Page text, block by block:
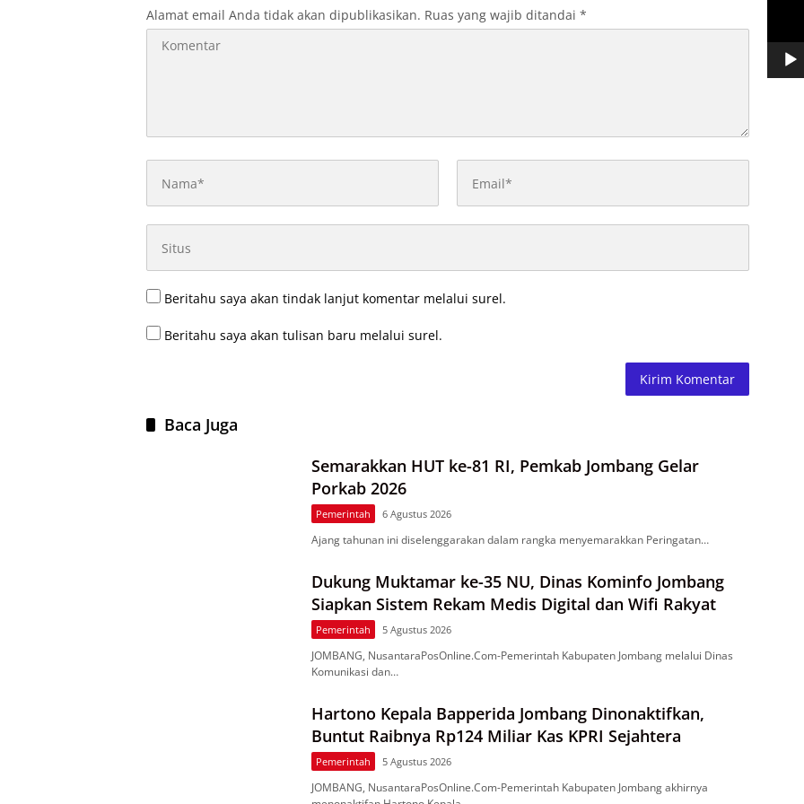
Alamat email Anda tidak akan dipublikasikan. Ruas yang wajib ditandai *
Beritahu saya akan tindak lanjut komentar melalui surel.
Beritahu saya akan tulisan baru melalui surel.
Baca Juga
Semarakkan HUT ke-81 RI, Pemkab Jombang Gelar
Porkab 2026
Pemerintah 6 Agustus 2026
Ajang tahunan ini diselenggarakan dalam rangka menyemarakkan Peringatan…
Dukung Muktamar ke-35 NU, Dinas Kominfo Jombang
Siapkan Sistem Rekam Medis Digital dan Wifi Rakyat
Pemerintah 5 Agustus 2026
JOMBANG, NusantaraPosOnline.Com-Pemerintah Kabupaten Jombang melalui Dinas
Komunikasi dan…
Hartono Kepala Bapperida Jombang Dinonaktifkan,
Buntut Raibnya Rp124 Miliar Kas KPRI Sejahtera
Pemerintah 5 Agustus 2026
JOMBANG, NusantaraPosOnline.Com-Pemerintah Kabupaten Jombang akhirnya